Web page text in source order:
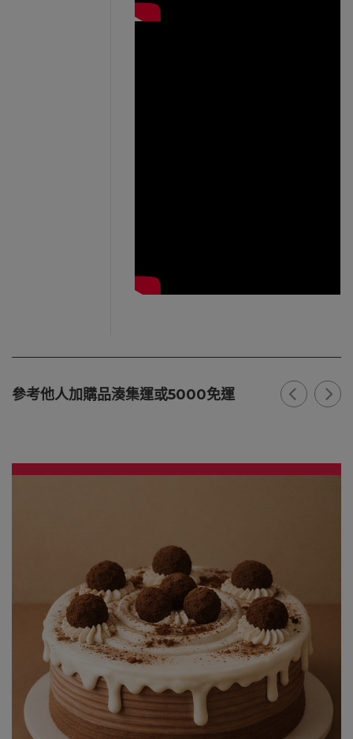
參考他人加購品湊集運或5000免運